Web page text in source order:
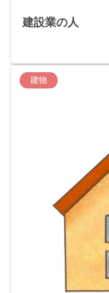
建設業の人
建物